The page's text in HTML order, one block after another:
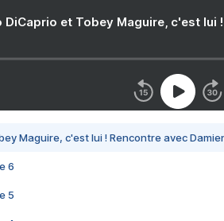
DiCaprio et Tobey Maguire, c'est lui
Maguire, c'est lui ! Rencontre avec
6
5